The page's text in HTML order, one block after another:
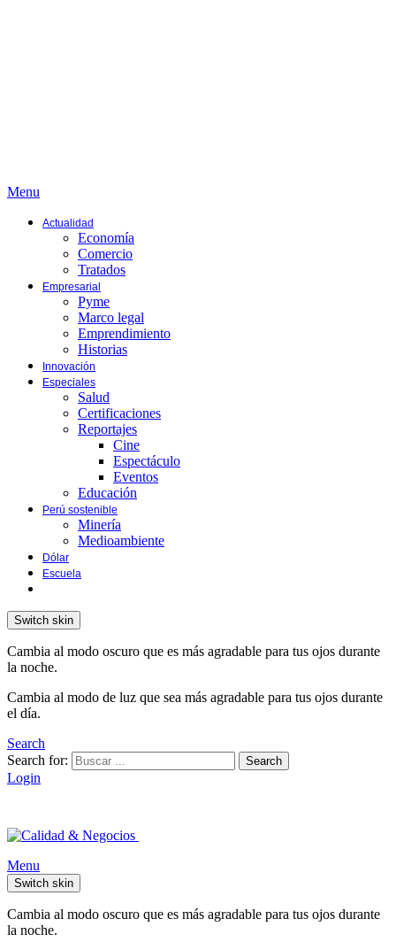
Menu
Actualidad
Economía
Comercio
Tratados
Empresarial
Pyme
Marco legal
Emprendimiento
Historias
Innovación
Especiales
Salud
Certificaciones
Reportajes
Cine
Espectáculo
Eventos
Educación
Perú sostenible
Minería
Medioambiente
Dólar
Escuela
Switch skin
Cambia al modo oscuro que es más agradable para tus ojos durante
la noche.
Cambia al modo de luz que sea más agradable para tus ojos durante
el día.
Search
Search for:
Search
Login
Menu
Switch skin
Cambia al modo oscuro que es más agradable para tus ojos durante
la noche.